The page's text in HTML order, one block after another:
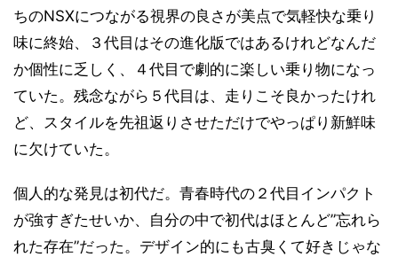
ちのNSXにつながる視界の良さが美点で気軽快な乗り
味に終始、３代目はその進化版ではあるけれどなんだ
か個性に乏しく、４代目で劇的に楽しい乗り物になっ
ていた。残念ながら５代目は、走りこそ良かったけれ
ど、スタイルを先祖返りさせただけでやっぱり新鮮味
に欠けていた。
個人的な発見は初代だ。青春時代の２代目インパクト
が強すぎたせいか、自分の中で初代はほとんど”忘れら
れた存在”だった。デザイン的にも古臭くて好きじゃな